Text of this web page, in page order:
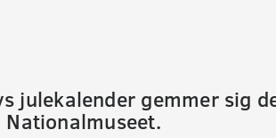
julekalender gemmer sig
Nationalmuseet.